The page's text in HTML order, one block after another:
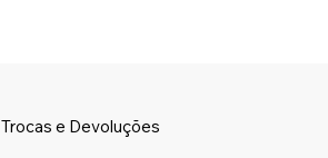
Trocas e Devoluções